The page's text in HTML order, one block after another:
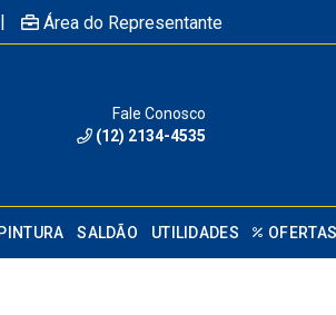
| Área do Representante
Fale Conosco
(12) 2134-4535
PINTURA SALDÃO UTILIDADES